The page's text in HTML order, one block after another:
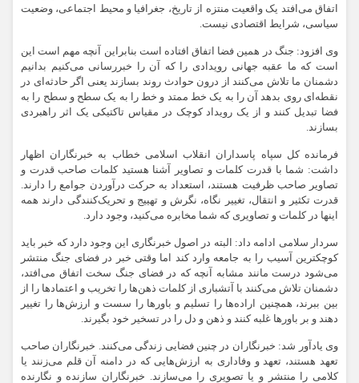
اتفاق می‌افتد یک واقعیت منتزه از تاریخ، جغرافیا و محیط اجتماعی‌، وضعیت
سیاسی، شرایط اقتصادی نیست.
وی افزود: جنگ در همین فضا اتفاق افتاده است بنابراین آنچه مهم است این
است که ما عقبه جهانی رویدادی را که آن را خبررسانی می‌کنیم بدانیم
دشمنان ما تلاش می‌کنند از درون حوادث روند بسازند یعنی اگر حادثه‌ای در
نقطه‌ای روی بدهد آن را به یک خط ممتد و خط را به یک سطح و سطح را به
فضا تبدیل کنند و از یک رویداد کوچک در مقیاس تاکتیکی یک اثر راهبردی
بسازند.
فرمانده کل سپاه پاسداران انقلاب اسلامی خطاب به خبرنگاران اظهار
داشت: شما با قدرت کلمات و تصاویر آشنا هستید کلمات صاحب قدرت و
تصاویر صاحب ظرفیت هستند، استعداد به حرکت درآوردن جوامع را دارند.
قدرت تکثیر و انتقال، تغییر نگاه، نگرش و تهییج و تحریک‌کنندگی دارند همه
اینها در کلمات و تصاویری که شما مخابره می‌کنید، وجود دارد.
سردار سلامی ادامه داد: البته در اصول خبرنگاری این وجود دارد که خبر باید
کوچکترین آسیب را به جامعه وارد کند اما وقتی خبر در فضای جنگ منتشر
می‌شود درست مانند مشابه آنچه که در فضای جنگ سخت اتفاق می‌افتد،
دشمنان تلاش می‌کنند با آتشباری از کلمات ذهن‌ها را تخریب و اعتمادها را از
بین ببرند، همچنین اراده‌ها را تسلیم و باورها را سست و ارزش‌ها را تغییر
دهند و بر باورها غلبه کنند و ذهن و دل را در تسخیر خود بگیرند.
وی یادآور شد: خبرنگاران در چنین فضایی زندگی می‌کنند. خبرنگاران صاحب
تعهد هستند، تعهد و وفاداری به ارزش‌هایی که در دامنه آن قلم می‌زنند یا
کلامی را منتشر و یا تصویری را می‌سازند. خبرنگاران سازنده و نگارنده